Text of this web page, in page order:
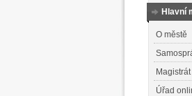
Hlavní
O městě
Magistrát
Úřad